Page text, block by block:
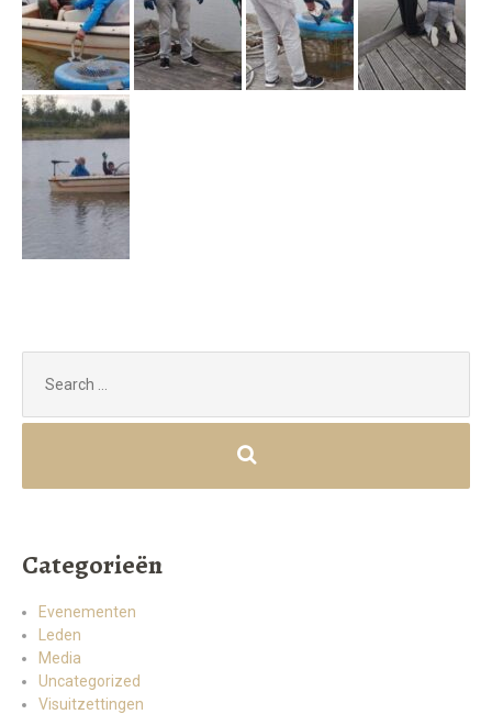
for:
Categorieën
Evenementen
Leden
Media
Uncategorized
Visuitzettingen